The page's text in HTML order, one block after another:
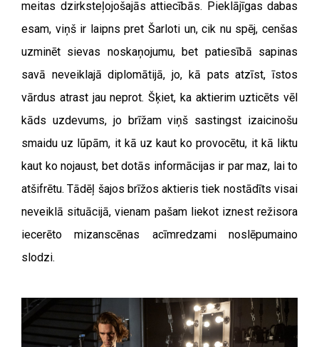
meitas dzirksteļojošajās attiecībās. Pieklājīgas dabas
esam, viņš ir laipns pret Šarloti un, cik nu spēj, cenšas
uzminēt sievas noskaņojumu, bet patiesībā sapinas
savā neveiklajā diplomātijā, jo, kā pats atzīst, īstos
vārdus atrast jau neprot. Šķiet, ka aktierim uzticēts vēl
kāds uzdevums, jo brīžam viņš sastingst izaicinošu
smaidu uz lūpām, it kā uz kaut ko provocētu, it kā liktu
kaut ko nojaust, bet dotās informācijas ir par maz, lai to
atšifrētu. Tādēļ šajos brīžos aktieris tiek nostādīts visai
neveiklā situācijā, vienam pašam liekot iznest režisora
iecerēto mizanscēnas acīmredzami noslēpumaino
slodzi.